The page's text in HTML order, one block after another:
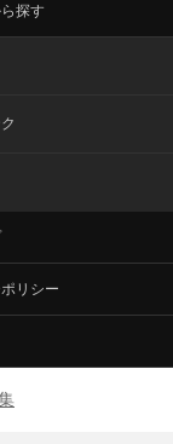
探す
リシー